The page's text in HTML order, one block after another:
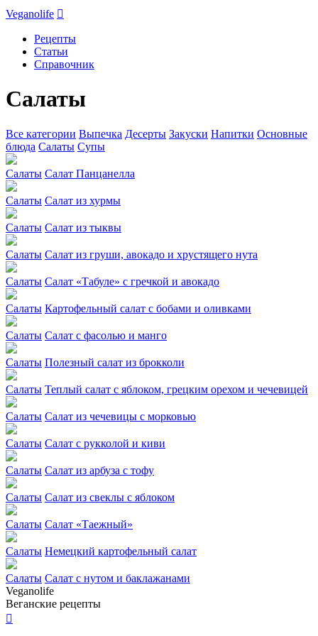
Veganolife 
Рецепты
Статьи
Справочник
Салаты
Все категории Выпечка Десерты Закуски Напитки Основные
блюда Салаты Супы
Салаты Салат Панцанелла
Салаты Салат из хурмы
Салаты Салат из тыквы
Салаты Салат из груши, авокадо и хрустящего нута
Салаты Салат «Табуле» с гречкой и авокадо
Салаты Картофельный салат с бобами и оливками
Салаты Салат с фасолью и манго
Салаты Полезный салат из брокколи
Салаты Теплый салат с яблоком, грецким орехом и чечевицей
Салаты Салат из чечевицы с морковью
Салаты Салат с рукколой и киви
Салаты Салат из арбуза с тофу
Салаты Салат из свеклы с яблоком
Салаты Салат «Таежный»
Салаты Немецкий картофельный салат
Салаты Салат с нутом и баклажанами
Veganolife
Веганские рецепты
